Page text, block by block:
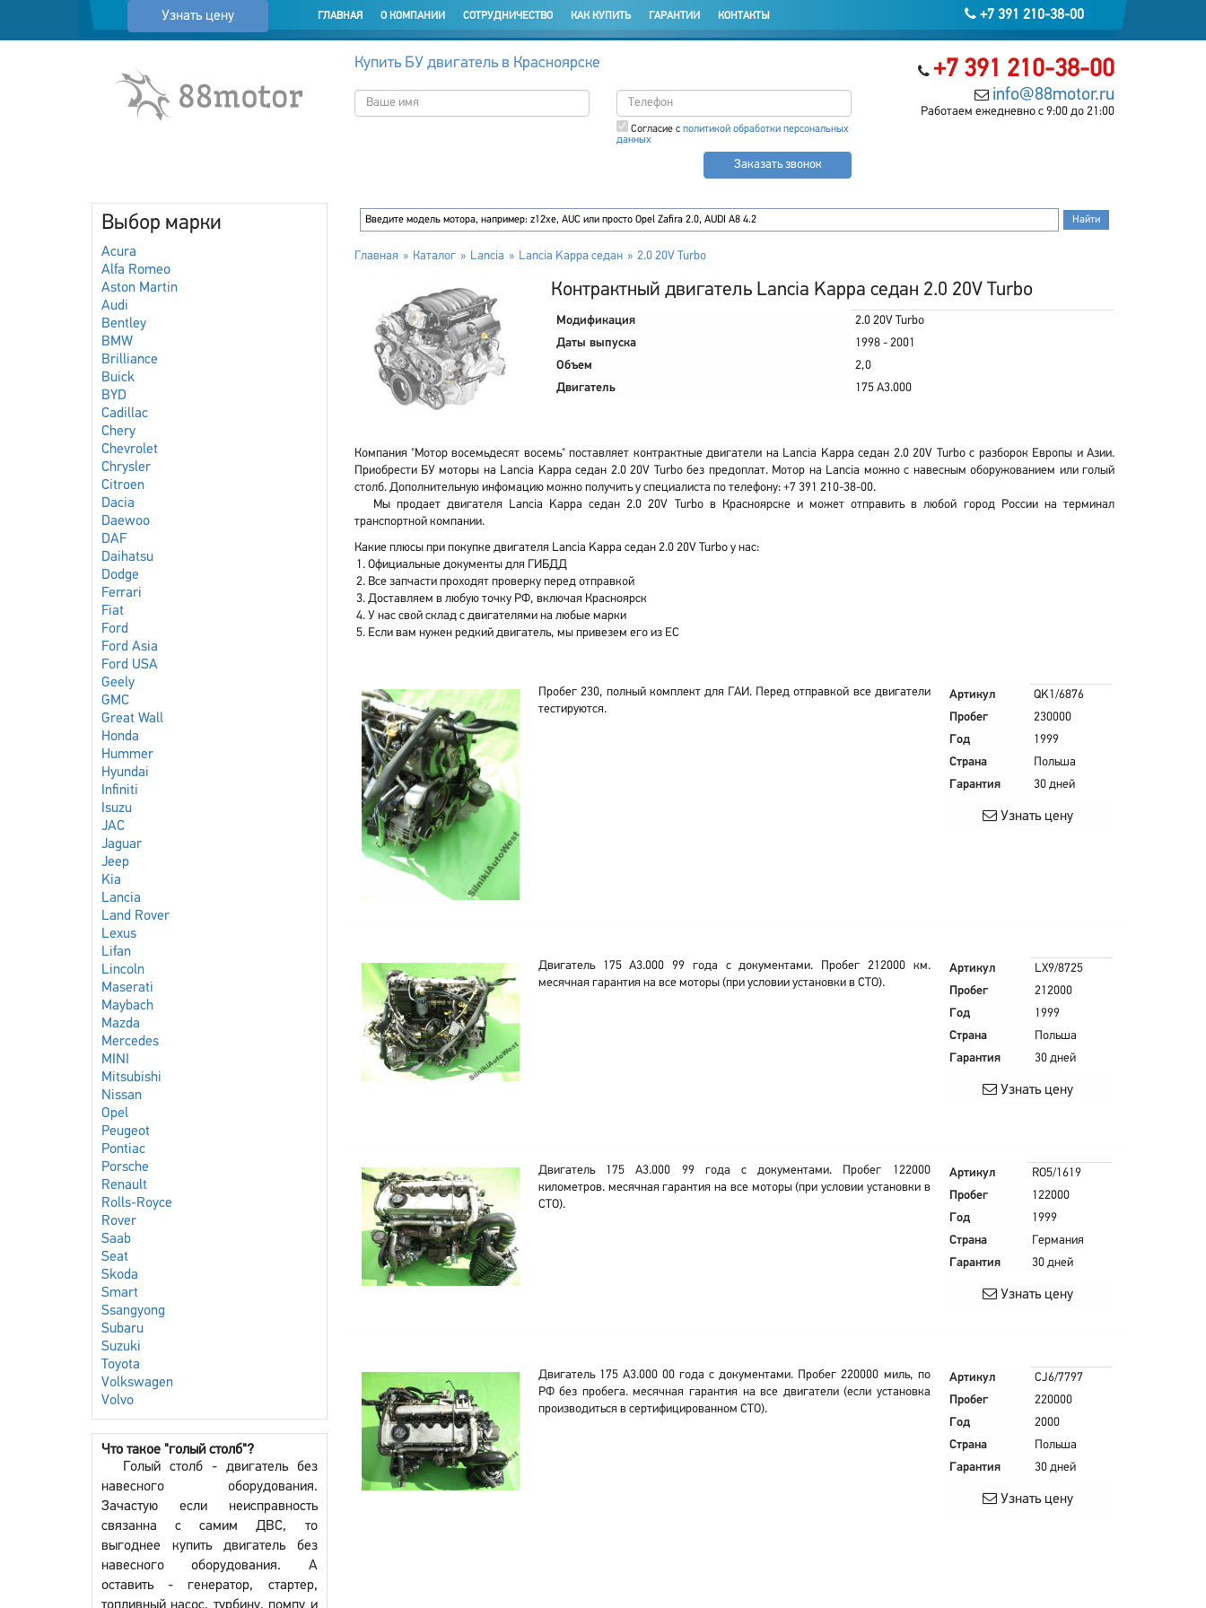
Узнать цену +7 391 210-38-00
ГЛАВНАЯ О КОМПАНИИ СОТРУДНИЧЕСТВО КАК КУПИТЬ ГАРАНТИИ КОНТАКТЫ
+7 391 210-38-00
info@88motor.ru
Работаем ежедневно с 9:00 до 21:00
Купить БУ двигатель в Красноярске
Согласие с политикой обработки персональных
данных
Заказать звонок
Выбор марки
Acura
Alfa Romeo
Aston Martin
Audi
Bentley
BMW
Brilliance
Buick
BYD
Cadillac
Chery
Chevrolet
Chrysler
Citroen
Dacia
Daewoo
DAF
Daihatsu
Dodge
Ferrari
Fiat
Ford
Ford Asia
Ford USA
Geely
GMC
Great Wall
Honda
Hummer
Hyundai
Infiniti
Isuzu
JAC
Jaguar
Jeep
Kia
Lancia
Land Rover
Lexus
Lifan
Lincoln
Maserati
Maybach
Mazda
Mercedes
MINI
Mitsubishi
Nissan
Opel
Peugeot
Pontiac
Porsche
Renault
Rolls-Royce
Rover
Saab
Seat
Skoda
Smart
Ssangyong
Subaru
Suzuki
Toyota
Volkswagen
Volvo
Что такое "голый столб"?
Голый столб - двигатель без
навесного оборудования.
Зачастую если неисправность
связанна с самим ДВС, то
выгоднее купить двигатель без
навесного оборудования. А
оставить - генератор, стартер,
Главная Каталог Lancia Lancia Kappa седан 2.0 20V Turbo
Контрактный двигатель Lancia Kappa седан 2.0 20V Turbo
Модификация
2.0 20V Turbo
Даты выпуска
1998 - 2001
Объем
2,0
Двигатель
175 A3.000
Компания "Мотор восемьдесят восемь" поставляет контрактные двигатели на Lancia Kappa седан 2.0 20V Turbo с разборок Европы и Азии.
Приобрести БУ моторы на Lancia Kappa седан 2.0 20V Turbo без предоплат. Мотор на Lancia можно с навесным оборужованием или голый
столб. Дополнительную инфомацию можно получить у специалиста по телефону: +7 391 210-38-00.
Мы продает двигателя Lancia Kappa седан 2.0 20V Turbo в Красноярске и может отправить в любой город России на терминал
транспортной компании.
Какие плюсы при покупке двигателя Lancia Kappa седан 2.0 20V Turbo у нас:
Официальные документы для ГИБДД
Все запчасти проходят проверку перед отправкой
Доставляем в любую точку РФ, включая Красноярск
У нас свой склад с двигателями на любые марки
Если вам нужен редкий двигатель, мы привезем его из ЕС
Пробег 230, полный комплект для ГАИ. Перед отправкой все двигатели
тестируются.
Артикул
QK1/6876
Пробег
230000
Год
1999
Страна
Польша
Гарантия
30 дней
Узнать цену
Двигатель 175 A3.000 99 года с документами. Пробег 212000 км.
месячная гарантия на все моторы (при условии установки в СТО).
Артикул
LX9/8725
Пробег
212000
Год
1999
Страна
Польша
Гарантия
30 дней
Узнать цену
Двигатель 175 A3.000 99 года с документами. Пробег 122000
километров. месячная гарантия на все моторы (при условии установки в
СТО).
Артикул
RO5/1619
Пробег
122000
Год
1999
Страна
Германия
Гарантия
30 дней
Узнать цену
Двигатель 175 A3.000 00 года с документами. Пробег 220000 миль, по
РФ без пробега. месячная гарантия на все двигатели (если установка
производиться в сертифицированном СТО).
Артикул
CJ6/7797
Пробег
220000
Год
2000
Страна
Польша
Гарантия
30 дней
Узнать цену